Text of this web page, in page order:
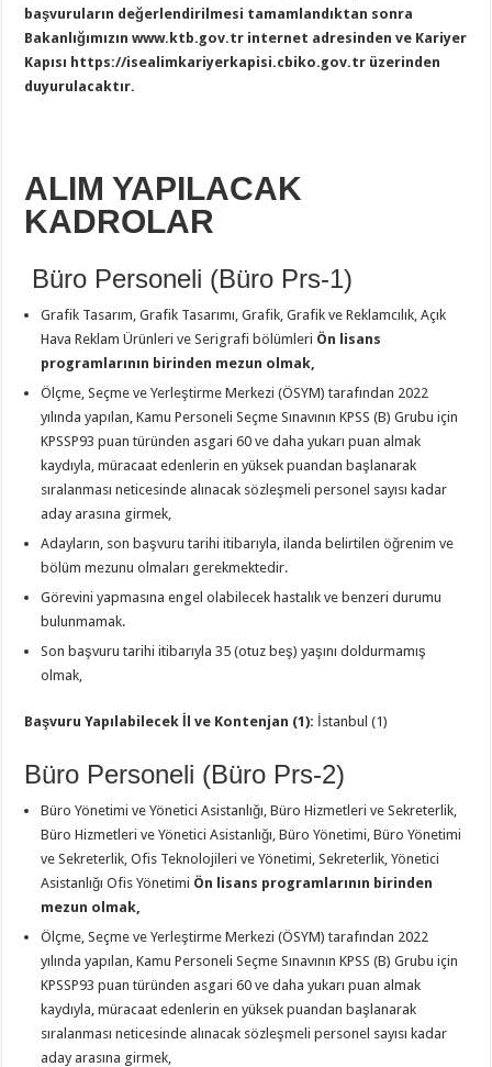
başvuruların değerlendirilmesi tamamlandıktan sonra
Bakanlığımızın www.ktb.gov.tr internet adresinden ve Kariyer
Kapısı https://isealimkariyerkapisi.cbiko.gov.tr üzerinden
duyurulacaktır.
ALIM YAPILACAK
KADROLAR
Büro Personeli (Büro Prs-1)
Grafik Tasarım, Grafik Tasarımı, Grafik, Grafik ve Reklamcılık, Açık
Hava Reklam Ürünleri ve Serigrafi bölümleri Ön lisans
programlarının birinden mezun olmak,
Ölçme, Seçme ve Yerleştirme Merkezi (ÖSYM) tarafından 2022
yılında yapılan, Kamu Personeli Seçme Sınavının KPSS (B) Grubu için
KPSSP93 puan türünden asgari 60 ve daha yukarı puan almak
kaydıyla, müracaat edenlerin en yüksek puandan başlanarak
sıralanması neticesinde alınacak sözleşmeli personel sayısı kadar
aday arasına girmek,
Adayların, son başvuru tarihi itibarıyla, ilanda belirtilen öğrenim ve
bölüm mezunu olmaları gerekmektedir.
Görevini yapmasına engel olabilecek hastalık ve benzeri durumu
bulunmamak.
Son başvuru tarihi itibarıyla 35 (otuz beş) yaşını doldurmamış
olmak,
Başvuru Yapılabilecek İl ve Kontenjan (1): İstanbul (1)
Büro Personeli (Büro Prs-2)
Büro Yönetimi ve Yönetici Asistanlığı, Büro Hizmetleri ve Sekreterlik,
Büro Hizmetleri ve Yönetici Asistanlığı, Büro Yönetimi, Büro Yönetimi
ve Sekreterlik, Ofis Teknolojileri ve Yönetimi, Sekreterlik, Yönetici
Asistanlığı Ofis Yönetimi Ön lisans programlarının birinden
mezun olmak,
Ölçme, Seçme ve Yerleştirme Merkezi (ÖSYM) tarafından 2022
yılında yapılan, Kamu Personeli Seçme Sınavının KPSS (B) Grubu için
KPSSP93 puan türünden asgari 60 ve daha yukarı puan almak
kaydıyla, müracaat edenlerin en yüksek puandan başlanarak
sıralanması neticesinde alınacak sözleşmeli personel sayısı kadar
aday arasına girmek,